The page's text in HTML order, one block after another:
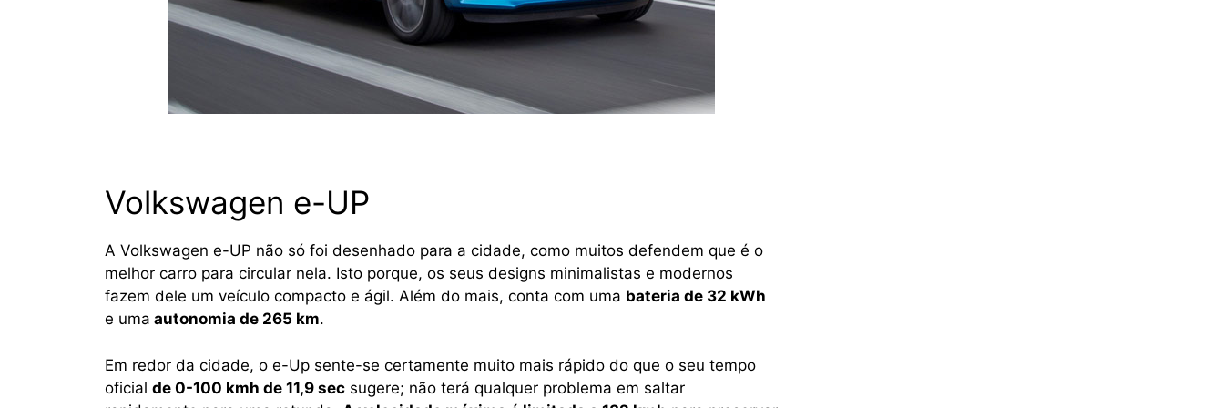
Volkswagen e-UP
A Volkswagen e-UP não só foi desenhado para a cidade, como muitos defendem que é o
melhor carro para circular nela. Isto porque, os seus designs minimalistas e modernos
fazem dele um veículo compacto e ágil. Além do mais, conta com uma bateria de 32 kWh
e uma autonomia de 265 km.
Em redor da cidade, o e-Up sente-se certamente muito mais rápido do que o seu tempo
oficial de 0-100 kmh de 11,9 secsugere; não terá qualquer problema em saltar